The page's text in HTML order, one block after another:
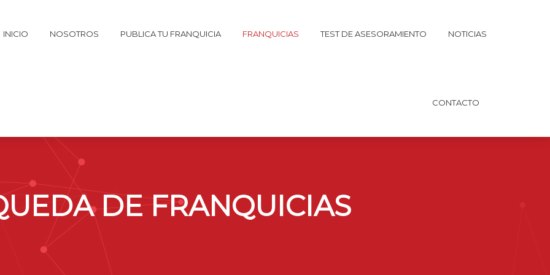
INICIO NOSOTROS PUBLICA TU FRANQUICIA FRANQUICIAS TEST DE ASESORAMIENTO NOTICIAS
CONTACTO
DE FRANQUICIAS